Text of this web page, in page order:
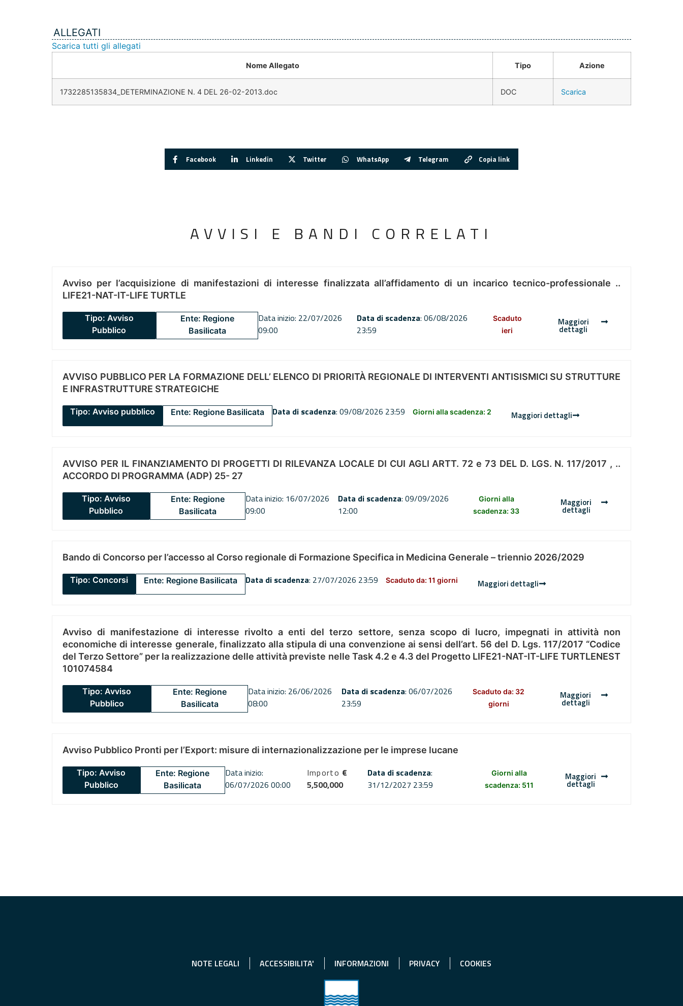
ALLEGATI
Scarica tutti gli allegati
Nome Allegato Tipo Azione
1732285135834_DETERMINAZIONE N. 4 DEL 26-02-2013.doc DOC Scarica
Facebook Linkedin Twitter WhatsApp Telegram Copia link
AVVISI E BANDI CORRELATI
Avviso per l’acquisizione di manifestazioni di interesse finalizzata all’affidamento di un incarico tecnico-professionale ..
LIFE21-NAT-IT-LIFE TURTLE
Tipo: Avviso
Pubblico
Ente: Regione
Basilicata
Data inizio: 22/07/2026
09:00
Data di scadenza: 06/08/2026
23:59
Scaduto
ieri
Maggiori
dettagli
AVVISO PUBBLICO PER LA FORMAZIONE DELL’ ELENCO DI PRIORITÀ REGIONALE DI INTERVENTI ANTISISMICI SU STRUTTURE
E INFRASTRUTTURE STRATEGICHE
Tipo: Avviso pubblico Ente: Regione Basilicata Data di scadenza: 09/08/2026 23:59 Giorni alla scadenza: 2 Maggiori dettagli
AVVISO PER IL FINANZIAMENTO DI PROGETTI DI RILEVANZA LOCALE DI CUI AGLI ARTT. 72 e 73 DEL D. LGS. N. 117/2017 , ..
ACCORDO DI PROGRAMMA (ADP) 25- 27
Tipo: Avviso
Pubblico
Ente: Regione
Basilicata
Data inizio: 16/07/2026
09:00
Data di scadenza: 09/09/2026
12:00
Giorni alla
scadenza: 33
Maggiori
dettagli
Bando di Concorso per l’accesso al Corso regionale di Formazione Specifica in Medicina Generale – triennio 2026/2029
Tipo: Concorsi Ente: Regione Basilicata Data di scadenza: 27/07/2026 23:59 Scaduto da: 11 giorni Maggiori dettagli
Avviso di manifestazione di interesse rivolto a enti del terzo settore, senza scopo di lucro, impegnati in attività non
economiche di interesse generale, finalizzato alla stipula di una convenzione ai sensi dell’art. 56 del D. Lgs. 117/2017 “Codice
del Terzo Settore” per la realizzazione delle attività previste nelle Task 4.2 e 4.3 del Progetto LIFE21-NAT-IT-LIFE TURTLENEST
101074584
Tipo: Avviso
Pubblico
Ente: Regione
Basilicata
Data inizio: 26/06/2026
08:00
Data di scadenza: 06/07/2026
23:59
Scaduto da: 32
giorni
Maggiori
dettagli
Avviso Pubblico Pronti per l’Export: misure di internazionalizzazione per le imprese lucane
Tipo: Avviso
Pubblico
Ente: Regione
Basilicata
Data inizio:
06/07/2026 00:00
Importo €
5,500,000
Data di scadenza:
31/12/2027 23:59
Giorni alla
scadenza: 511
Maggiori
dettagli
NOTE LEGALI ACCESSIBILITA' INFORMAZIONI PRIVACY COOKIES